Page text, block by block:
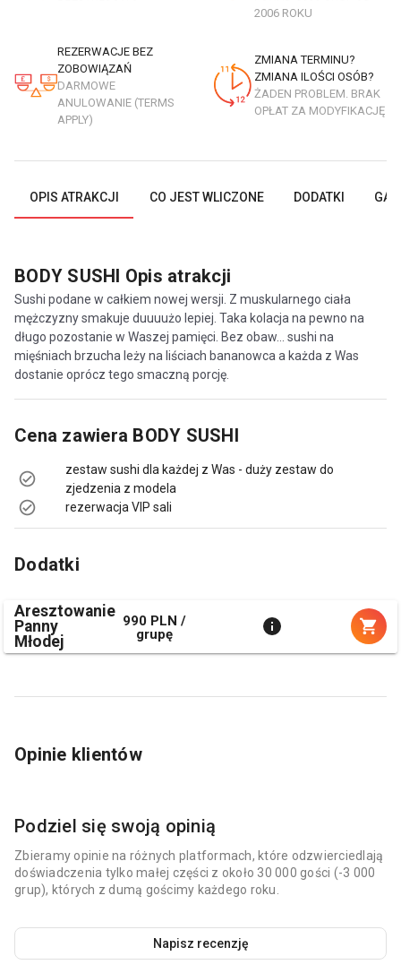
2006 ROKU
REZERWACJE BEZ
ZOBOWIĄZAŃ
DARMOWE
ANULOWANIE (TERMS
APPLY)
ZMIANA TERMINU?
ZMIANA ILOŚCI OSÓB?
ŻADEN PROBLEM. BRAK
OPŁAT ZA MODYFIKACJĘ
OPIS ATRAKCJI CO JEST WLICZONE DODATKI
BODY SUSHI Opis atrakcji
Sushi podane w całkiem nowej wersji. Z muskularnego ciała
mężczyzny smakuje duuuużo lepiej. Taka kolacja na pewno na
długo pozostanie w Waszej pamięci. Bez obaw… sushi na
mięśniach brzucha leży na liściach bananowca a każda z Was
dostanie oprócz tego smaczną porcję.
Cena zawiera BODY SUSHI
zestaw sushi dla każdej z Was - duży zestaw do
zjedzenia z modela
rezerwacja VIP sali
Dodatki
Aresztowanie
Panny
Młodej
990 PLN /
grupę
Opinie klientów
Podziel się swoją opinią
Zbieramy opinie na różnych platformach, które odzwierciedlają
doświadczenia tylko małej części z około 30 000 gości (-3 000
grup), których z dumą gościmy każdego roku.
Napisz recenzję